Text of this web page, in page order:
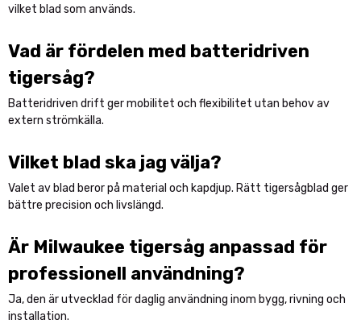
vilket blad som används.
Vad är fördelen med batteridriven
tigersåg?
Batteridriven drift ger mobilitet och flexibilitet utan behov av
extern strömkälla.
Vilket blad ska jag välja?
Valet av blad beror på material och kapdjup. Rätt tigersågblad ger
bättre precision och livslängd.
Är Milwaukee tigersåg anpassad för
professionell användning?
Ja, den är utvecklad för daglig användning inom bygg, rivning och
installation.